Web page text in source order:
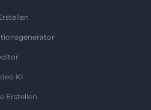
KI
Erstellen